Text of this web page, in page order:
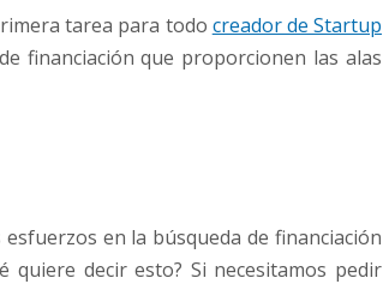
tarea para todo creador de Startup
financiación que proporcionen las alas
en la búsqueda de financiación
quiere decir esto? Si necesitamos pedir